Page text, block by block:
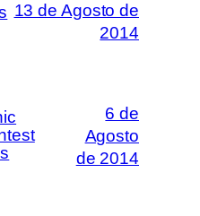
13 de Agosto de
2014
6 de
Agosto
de 2014